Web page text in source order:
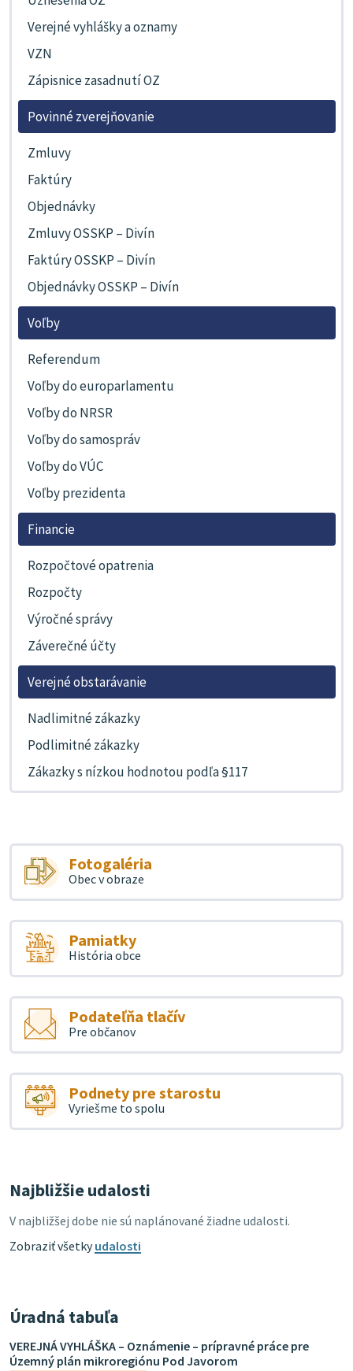
Verejné vyhlášky a oznamy
VZN
Zápisnice zasadnutí OZ
Povinné zverejňovanie
Zmluvy
Faktúry
Objednávky
Zmluvy OSSKP – Divín
Faktúry OSSKP – Divín
Objednávky OSSKP – Divín
Voľby
Referendum
Voľby do europarlamentu
Voľby do NRSR
Voľby do samospráv
Voľby do VÚC
Voľby prezidenta
Financie
Rozpočtové opatrenia
Rozpočty
Výročné správy
Záverečné účty
Verejné obstarávanie
Nadlimitné zákazky
Podlimitné zákazky
Zákazky s nízkou hodnotou podľa §117
Fotogaléria
Obec v obraze
Pamiatky
História obce
Podateľňa tlačív
Pre občanov
Podnety pre starostu
Vyriešme to spolu
Najbližšie udalosti
V najbližšej dobe nie sú naplánované žiadne udalosti.
Zobraziť všetkyudalosti
Úradná tabuľa
VEREJNÁ VYHLÁŠKA – Oznámenie – prípravné práce pre
Územný plán mikroregiónu Pod Javorom